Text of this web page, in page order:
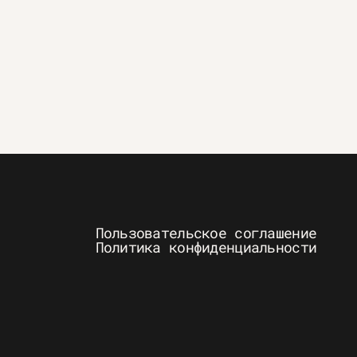
Пользовательское соглашение
Политика конфиденциальности